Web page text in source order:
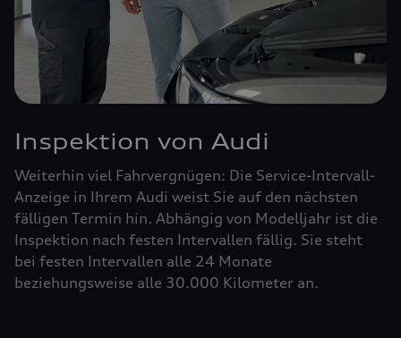
Inspektion von Audi
Weiterhin viel Fahrvergnügen: Die Service-Intervall-
Anzeige in Ihrem Audi weist Sie auf den nächsten
fälligen Termin hin. Abhängig von Modelljahr ist die
Inspektion nach festen Intervallen fällig. Sie steht
bei festen Intervallen alle 24 Monate
beziehungsweise alle 30.000 Kilometer an.